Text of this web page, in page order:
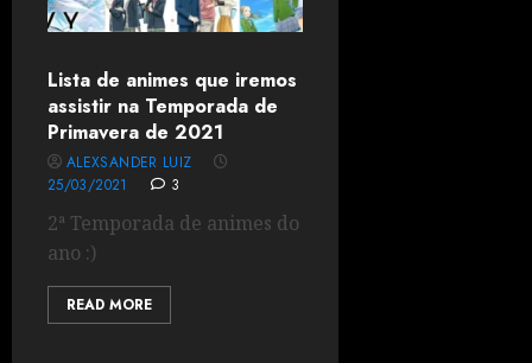
Lista de animes que iremos
assistir na Temporada de
Primavera de 2021
ALEXSANDER LUIZ
25/03/2021
3
2ª Temporada de animes do
ano :)
READ MORE